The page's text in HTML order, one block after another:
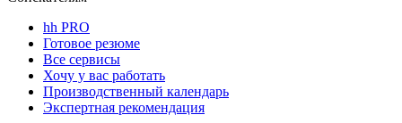
hh PRO
Готовое резюме
Все сервисы
Хочу у вас работать
Производственный календарь
Экспертная рекомендация